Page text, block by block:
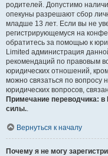
родителей. Допустимо
опекуны разрешают сбор
младше 13 лет. Если вы не
регистрирующемуся на
обратитесь за помощью к
Limited администрация
рекомендаций по правовым
юридических отношений,
можно связаться по вопросу
юридических вопросов,
Примечание переводчика:
силы..
Вернуться к началу
Почему я не могу